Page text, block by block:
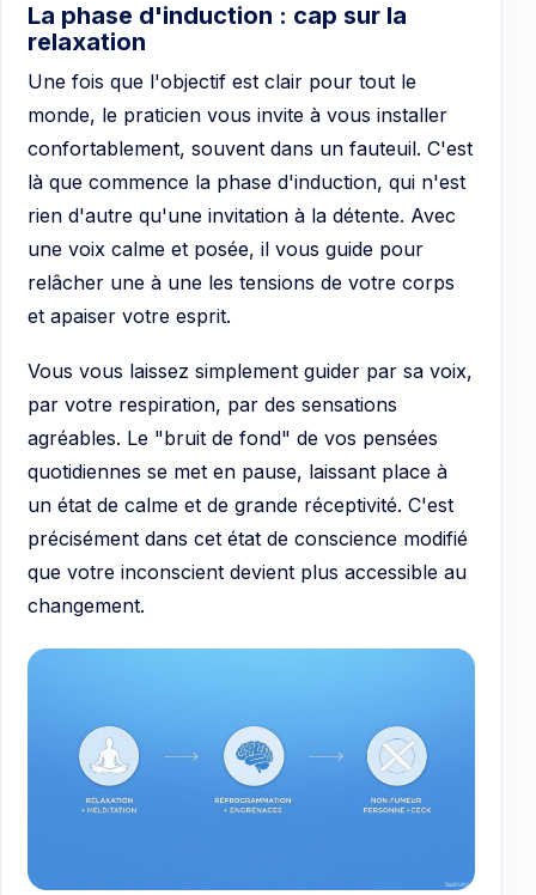
La phase d'induction : cap sur la
relaxation
Une fois que l'objectif est clair pour tout le
monde, le praticien vous invite à vous installer
confortablement, souvent dans un fauteuil. C'est
là que commence la phase d'induction, qui n'est
rien d'autre qu'une invitation à la détente. Avec
une voix calme et posée, il vous guide pour
relâcher une à une les tensions de votre corps
et apaiser votre esprit.
Vous vous laissez simplement guider par sa voix,
par votre respiration, par des sensations
agréables. Le "bruit de fond" de vos pensées
quotidiennes se met en pause, laissant place à
un état de calme et de grande réceptivité. C'est
précisément dans cet état de conscience modifié
que votre inconscient devient plus accessible au
changement.